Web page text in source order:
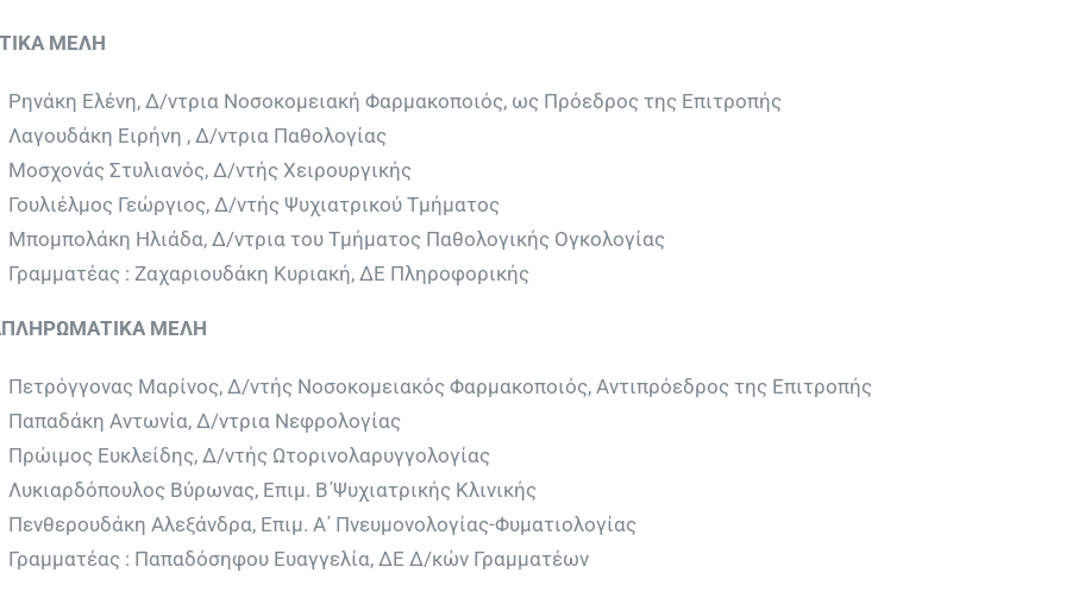
ΜΕΛΗ
Ρηνάκη Ελένη, Δ/ντρια Νοσοκομειακή Φαρμακοποιός, ως Πρόεδρος της Επιτροπής
Λαγουδάκη Ειρήνη , Δ/ντρια Παθολογίας
Μοσχονάς Στυλιανός, Δ/ντής Χειρουργικής
Γουλιέλμος Γεώργιος, Δ/ντής Ψυχιατρικού Τμήματος
Μπομπολάκη Ηλιάδα, Δ/ντρια του Τμήματος Παθολογικής Ογκολογίας
Γραμματέας : Ζαχαριουδάκη Κυριακή, ΔΕ Πληροφορικής
ΜΕΛΗ
Πετρόγγονας Μαρίνος, Δ/ντής Νοσοκομειακός Φαρμακοποιός, Αντιπρόεδρος της Επιτροπής
Παπαδάκη Αντωνία, Δ/ντρια Νεφρολογίας
Πρώιμος Ευκλείδης, Δ/ντής Ωτορινολαρυγγολογίας
Λυκιαρδόπουλος Βύρωνας, Επιμ. Β΄Ψυχιατρικής Κλινικής
Πενθερουδάκη Αλεξάνδρα, Επιμ. Α΄ Πνευμονολογίας-Φυματιολογίας
Γραμματέας : Παπαδόσηφου Ευαγγελία, ΔΕ Δ/κών Γραμματέων